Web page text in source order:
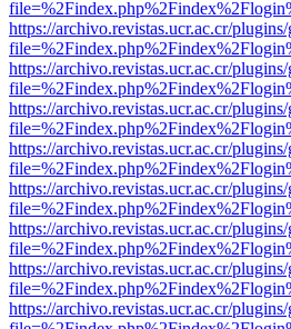
https://archivo.revistas.ucr.ac.cr/
https://archivo.revistas.ucr.ac.cr/
https://archivo.revistas.ucr.ac.cr/
https://archivo.revistas.ucr.ac.cr/
https://archivo.revistas.ucr.ac.cr/
https://archivo.revistas.ucr.ac.cr/
https://archivo.revistas.ucr.ac.cr/
https://archivo.revistas.ucr.ac.cr/